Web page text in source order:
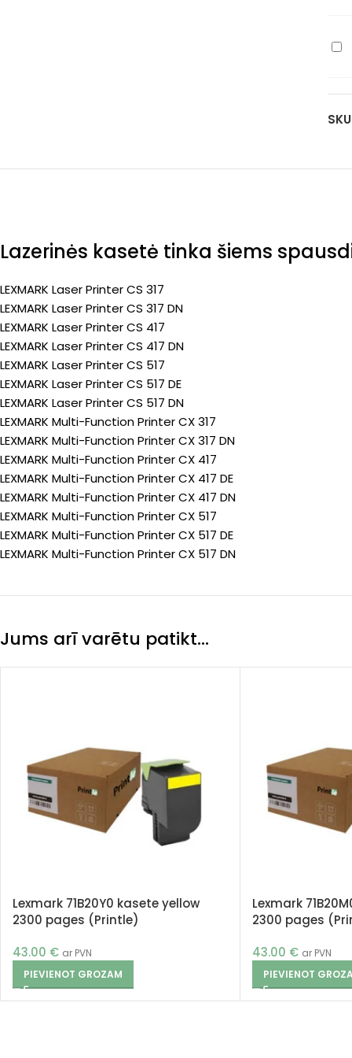
Lazerinės kasetė tinka šiems
LEXMARK Laser Printer CS 317
LEXMARK Laser Printer CS 317 DN
LEXMARK Laser Printer CS 417
LEXMARK Laser Printer CS 417 DN
LEXMARK Laser Printer CS 517
LEXMARK Laser Printer CS 517 DE
LEXMARK Laser Printer CS 517 DN
LEXMARK Multi-Function Printer CX 317
LEXMARK Multi-Function Printer CX 317 DN
LEXMARK Multi-Function Printer CX 417
LEXMARK Multi-Function Printer CX 417 DE
LEXMARK Multi-Function Printer CX 417 DN
LEXMARK Multi-Function Printer CX 517
LEXMARK Multi-Function Printer CX 517 DE
LEXMARK Multi-Function Printer CX 517 DN
Jums arī varētu patikt…
Lexmark 71B20Y0 kasete yellow
2300 pages (Printle)
43.00 € ar PVN
PIEVIENOT GROZAM
Lexmark
2300 pages
43.00 € ar PVN
PIEVIENOT